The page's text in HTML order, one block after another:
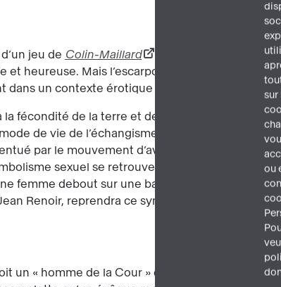
sur
ou
jeu de Colin-Maillard
. Ces deux peintures
heureuse. Mais l’escarpolette symbolise aussi
un contexte érotique ou sexuel.
la fécondité de la terre et de la femme. Dans le
de vie de l’échangisme, associé au
par le mouvement d’avant en arrière, évoque
sexuel se retrouve chez Jean-Baptiste
femme debout sur une balançoire baisse les
Renoir, reprendra ce symbole dans
Une partie
un « homme de la Cour » qui veut lui passer